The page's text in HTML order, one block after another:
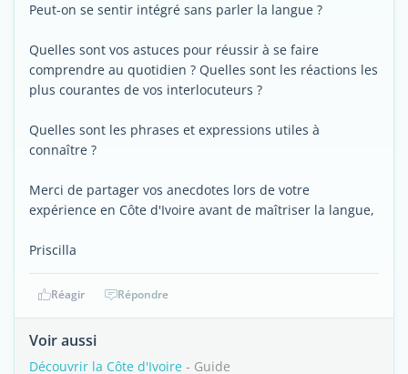
Peut-on se sentir intégré sans parler la langue ?
Quelles sont vos astuces pour réussir à se faire
comprendre au quotidien ? Quelles sont les réactions les
plus courantes de vos interlocuteurs ?
Quelles sont les phrases et expressions utiles à
connaître ?
Merci de partager vos anecdotes lors de votre
expérience en Côte d'Ivoire avant de maîtriser la langue,
Priscilla
Réagir Répondre
Voir aussi
Découvrir la Côte d'Ivoire - Guide